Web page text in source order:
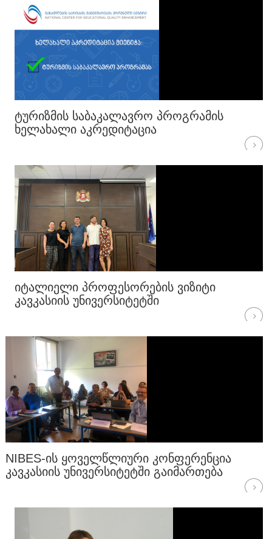
ᲢᲣᲠᲘᲖᲛᲘᲡ ᲡᲐᲑᲐᲙᲐᲚᲐᲕᲠᲝ ᲞᲠᲝᲒᲠᲐᲛᲘᲡ
ᲮᲔᲚᲐᲮᲐᲚᲘ ᲐᲙᲠᲔᲓᲘᲢᲐᲪᲘᲐ
ᲘᲢᲐᲚᲘᲔᲚᲘ ᲞᲠᲝᲤᲔᲡᲝᲠᲔᲑᲘᲡ ᲕᲘᲖᲘᲢᲘ
ᲙᲐᲕᲙᲐᲡᲘᲘᲡ ᲣᲜᲘᲕᲔᲠᲡᲘᲢᲔᲢᲨᲘ
NIBES-ᲘᲡ ᲧᲝᲕᲔᲚᲬᲚᲘᲣᲠᲘ ᲙᲝᲜᲤᲔᲠᲔᲜᲪᲘᲐ
ᲙᲐᲕᲙᲐᲡᲘᲘᲡ ᲣᲜᲘᲕᲔᲠᲡᲘᲢᲔᲢᲨᲘ ᲒᲐᲘᲛᲐᲠᲗᲔᲑᲐ